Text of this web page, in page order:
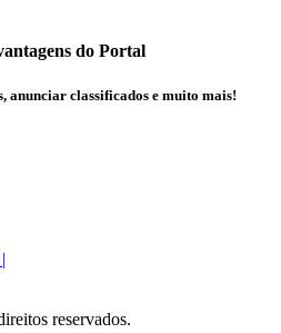
do Portal
anunciar classificados e muito mais!
|
reservados.